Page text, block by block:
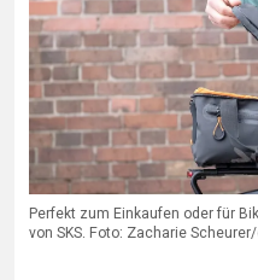
Perfekt zum Einkaufen oder für
von SKS. Foto: Zacharie